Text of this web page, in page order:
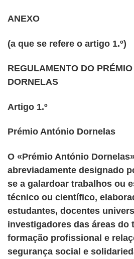
ANEXO
(a que se refere o artigo 1.º)
REGULAMENTO DO
DORNELAS
Artigo 1.º
Prémio António Dornelas
O «Prémio António
abreviadamente designado
se a galardoar trabalhos ou
técnico ou científico,
estudantes, docentes
investigadores das áreas do
formação profissional e
segurança social e